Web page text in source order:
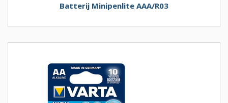
Batterij Minipenlite AAA/R03